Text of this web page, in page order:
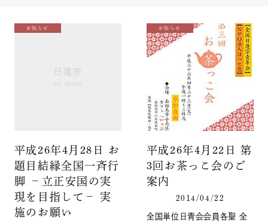
お知らせ
平成26年4月28日 お
題目結縁全国一斉行
脚 －立正安国の実
現を目指して－ 実
施のお願い
お知らせ
平成26年4月22日 第
3回お茶っこ会のご
案内
2014/04/22
全国単位日青会会員各聖 全